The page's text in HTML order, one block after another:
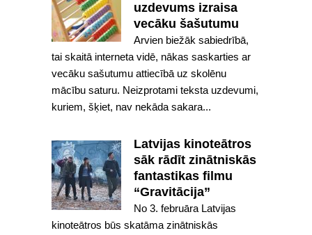
uzdevums izraisa
vecāku šašutumu
Arvien biežāk sabiedrībā,
tai skaitā interneta vidē, nākas saskarties ar
vecāku sašutumu attiecībā uz skolēnu
mācību saturu. Neizprotami teksta uzdevumi,
kuriem, šķiet, nav nekāda sakara...
Latvijas kinoteātros
sāk rādīt zinātniskās
fantastikas filmu
“Gravitācija”
No 3. februāra Latvijas
kinoteātros būs skatāma zinātniskās